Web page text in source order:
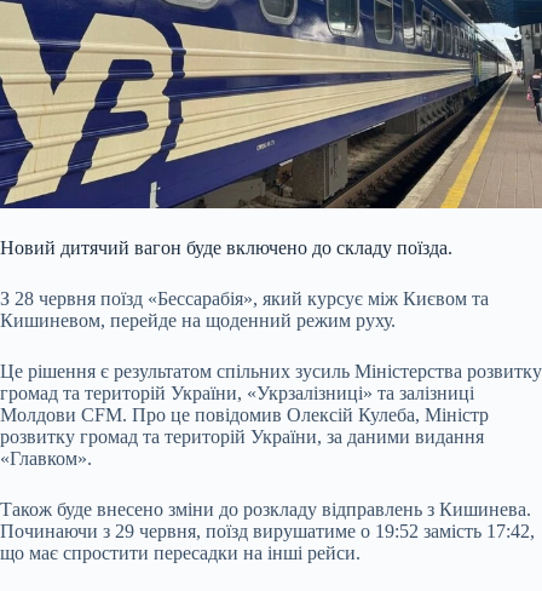
Новий дитячий вагон буде включено до складу поїзда.
З 28 червня поїзд «Бессарабія», який курсує між Києвом та
Кишиневом, перейде на щоденний режим руху.
Це рішення є результатом спільних зусиль Міністерства розвитку
громад та територій України, «Укрзалізниці» та залізниці
Молдови CFM. Про це повідомив Олексій Кулеба, Міністр
розвитку громад та територій України, за даними видання
«Главком».
Також буде внесено зміни до розкладу відправлень з Кишинева.
Починаючи з 29 червня, поїзд вирушатиме о 19:52 замість 17:42,
що має спростити пересадки на інші рейси.